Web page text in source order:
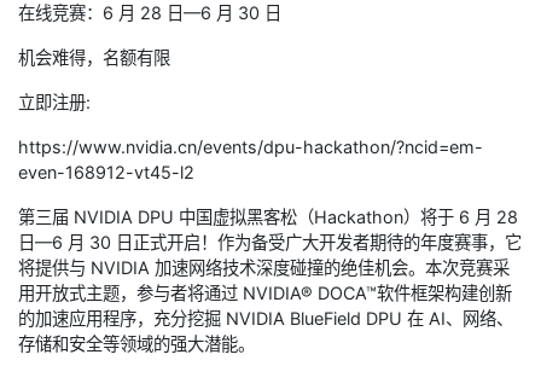
在线竞赛：6 月 28 日—6 月 30 日
机会难得，名额有限
立即注册:
https://www.nvidia.cn/events/dpu-hackathon/?ncid=em-
even-168912-vt45-l2
第三届 NVIDIA DPU 中国虚拟黑客松（Hackathon）将于 6 月 28
日—6 月 30 日正式开启！作为备受广大开发者期待的年度赛事，它
将提供与 NVIDIA 加速网络技术深度碰撞的绝佳机会。本次竞赛采
用开放式主题，参与者将通过 NVIDIA® DOCA™软件框架构建创新
的加速应用程序，充分挖掘 NVIDIA BlueField DPU 在 AI、网络、
存储和安全等领域的强大潜能。